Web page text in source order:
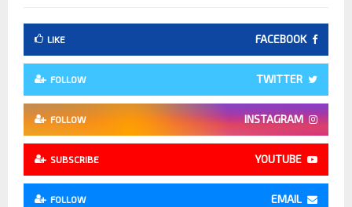
FACEBOOK
LIKE
TWITTER
FOLLOW
INSTAGRAM
FOLLOW
YOUTUBE
SUBSCRIBE
EMAIL
FOLLOW